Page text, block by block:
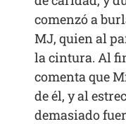
comenzó a
MJ, quien al
la cintura. Al
comenta que
de él, y al
demasiado